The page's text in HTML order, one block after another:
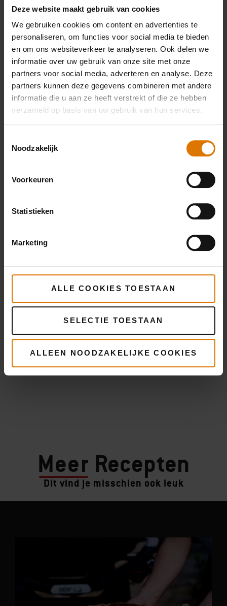
Deze website maakt gebruik van cookies
We gebruiken cookies om content en advertenties te
personaliseren, om functies voor social media te bieden
en om ons websiteverkeer te analyseren. Ook delen we
informatie over uw gebruik van onze site met onze
partners voor social media, adverteren en analyse. Deze
partners kunnen deze gegevens combineren met andere
informatie die u aan ze heeft verstrekt of die ze hebben
verzameld op basis van uw gebruik van hun services.
Noodzakelijk
Voorkeuren
Statistieken
Marketing
ALLE COOKIES TOESTAAN
SELECTIE TOESTAAN
ALLEEN NOODZAKELIJKE COOKIES
Wat heb je nodig?
Aanbevolen
accessoires
Premium
Meer Recepten
Dit vind je misschien ook leuk